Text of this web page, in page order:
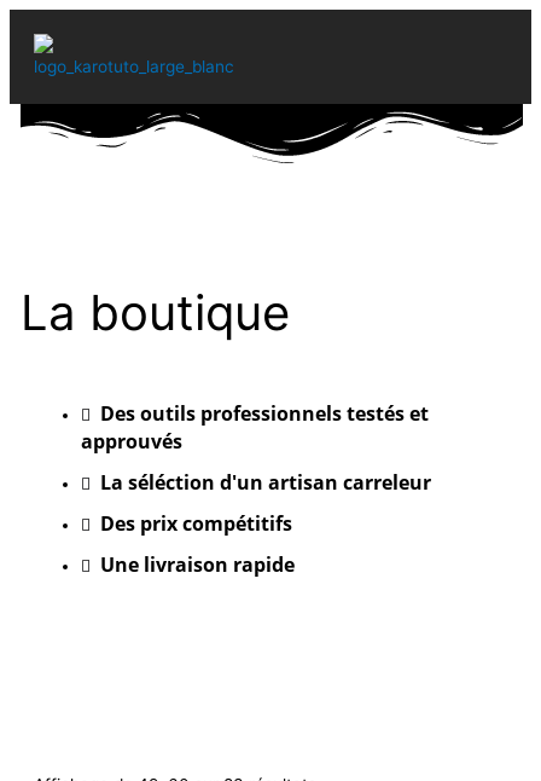
Aller
contenu
La boutique
Des outils professionnels testés et
approuvés
La séléction d'un artisan carreleur
Des prix compétitifs
Une livraison rapide